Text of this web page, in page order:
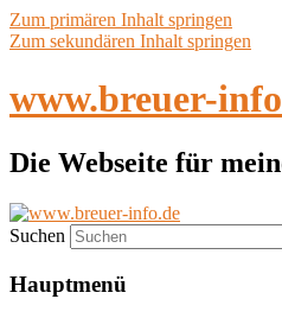
Zum primären Inhalt springen
Zum sekundären Inhalt springen
www.breuer-
Die Webseite für
Suchen
Hauptmenü